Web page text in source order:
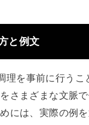
と例文
理を事前に行う
さまざまな文脈
には、実際の例